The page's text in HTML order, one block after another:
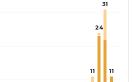
11
24
31
11